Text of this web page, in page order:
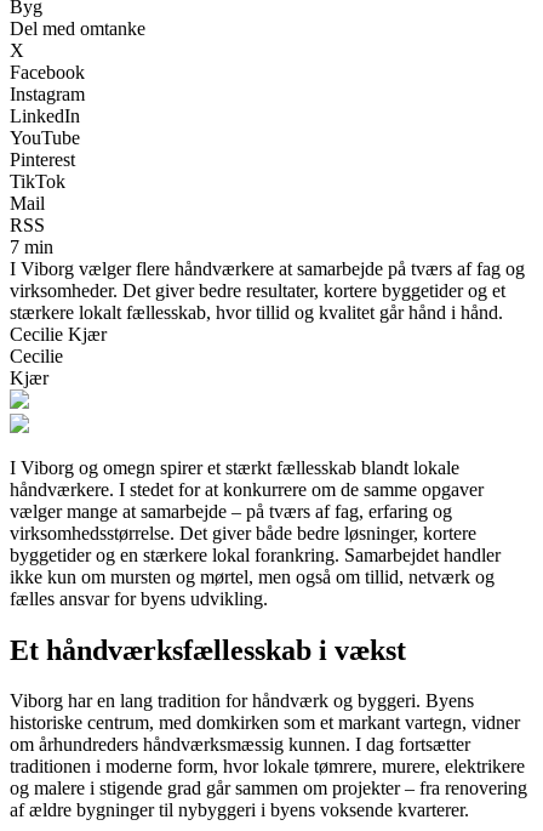
Byg
Del med omtanke
X
Facebook
Instagram
LinkedIn
YouTube
Pinterest
TikTok
Mail
RSS
7 min
I Viborg vælger flere håndværkere at samarbejde på tværs af fag og
virksomheder. Det giver bedre resultater, kortere byggetider og et
stærkere lokalt fællesskab, hvor tillid og kvalitet går hånd i hånd.
Cecilie Kjær
Cecilie
Kjær
I Viborg og omegn spirer et stærkt fællesskab blandt lokale
håndværkere. I stedet for at konkurrere om de samme opgaver
vælger mange at samarbejde – på tværs af fag, erfaring og
virksomhedsstørrelse. Det giver både bedre løsninger, kortere
byggetider og en stærkere lokal forankring. Samarbejdet handler
ikke kun om mursten og mørtel, men også om tillid, netværk og
fælles ansvar for byens udvikling.
Et håndværksfællesskab i vækst
Viborg har en lang tradition for håndværk og byggeri. Byens
historiske centrum, med domkirken som et markant vartegn, vidner
om århundreders håndværksmæssig kunnen. I dag fortsætter
traditionen i moderne form, hvor lokale tømrere, murere, elektrikere
og malere i stigende grad går sammen om projekter – fra renovering
af ældre bygninger til nybyggeri i byens voksende kvarterer.